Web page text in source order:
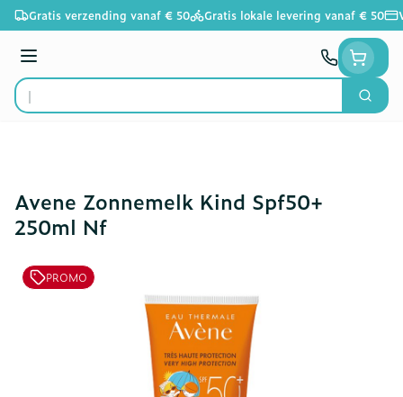
Ga naar de inhoud
Gratis verzending vanaf € 50 Gratis lokale levering vanaf € 50
Menu
Product, merk, categorie...
Zoek
Avene Zonnemelk Kind Spf50+
250ml Nf
PROMO